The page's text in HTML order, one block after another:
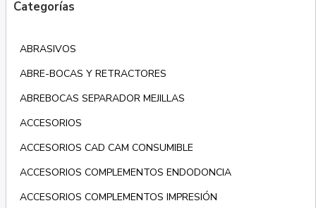
Categorías
ABRASIVOS
ABRE-BOCAS Y RETRACTORES
ABREBOCAS SEPARADOR MEJILLAS
ACCESORIOS
ACCESORIOS CAD CAM CONSUMIBLE
ACCESORIOS COMPLEMENTOS ENDODONCIA
ACCESORIOS COMPLEMENTOS IMPRESIÓN